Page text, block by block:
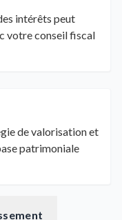
intérêts peut
votre conseil fiscal
de valorisation et
patrimoniale